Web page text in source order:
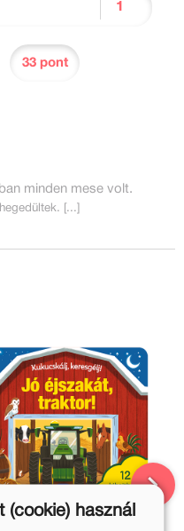
33 pont
minden mese volt.
[...]
(cookie) használ